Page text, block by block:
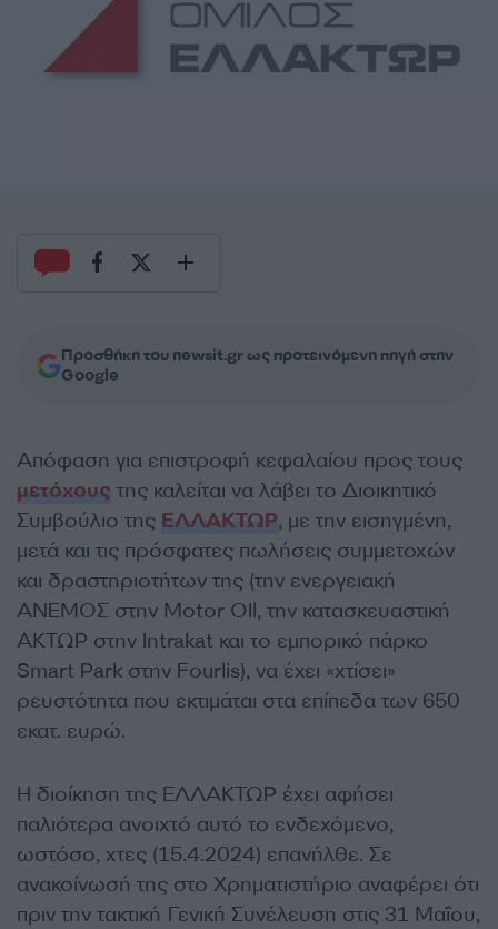
Προσθήκη του newsit.gr ως προτεινόμενη πηγή στην
Google
Απόφαση για επιστροφή κεφαλαίου προς τους
μετόχους της καλείται να λάβει το Διοικητικό
Συμβούλιο της ΕΛΛΑΚΤΩΡ, με την εισηγμένη,
μετά και τις πρόσφατες πωλήσεις συμμετοχών
και δραστηριοτήτων της (την ενεργειακή
ΑΝΕΜΟΣ στην Motor OIl, την κατασκευαστική
ΑΚΤΩΡ στην Intrakat και το εμπορικό πάρκο
Smart Park στην Fourlis), να έχει «χτίσει»
ρευστότητα που εκτιμάται στα επίπεδα των 650
εκατ. ευρώ.
Η διοίκηση της ΕΛΛΑΚΤΩΡ έχει αφήσει
παλιότερα ανοιχτό αυτό το ενδεχόμενο,
ωστόσο, χτες (15.4.2024) επανήλθε. Σε
ανακοίνωσή της στο Χρηματιστήριο αναφέρει ότι
πριν την τακτική Γενική Συνέλευση στις 31 Μαΐου,